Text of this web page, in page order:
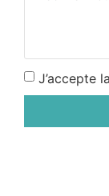
J’accepte la